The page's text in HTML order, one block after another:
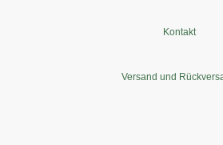
Kontakt
Versand und